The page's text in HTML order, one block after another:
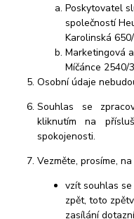
Poskytovatel
společností
Karolinská
Marketingová
Míčánce 2540/
Osobní údaje
Souhlas se
kliknutím na
spokojenosti.
Vezměte, prosíme,
vzít souhlas
zpět, toto
zasílání